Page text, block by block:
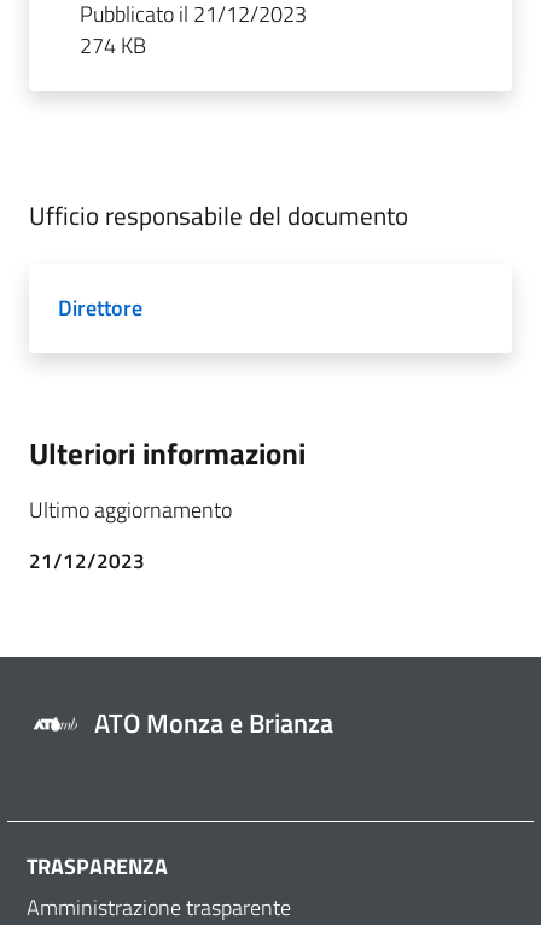
Pubblicato il 21/12/2023
274 KB
Ufficio responsabile del documento
Direttore
Ulteriori informazioni
Ultimo aggiornamento
21/12/2023
ATO Monza e Brianza
TRASPARENZA
Amministrazione trasparente